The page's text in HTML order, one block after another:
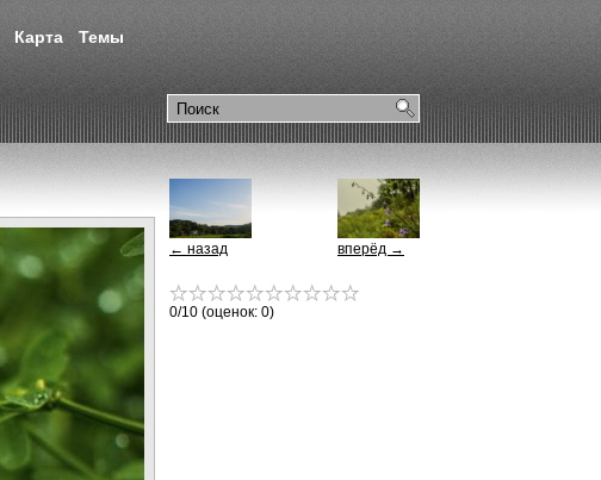
Карта Темы
вперёд →
← назад
0/10 (оценок: 0)